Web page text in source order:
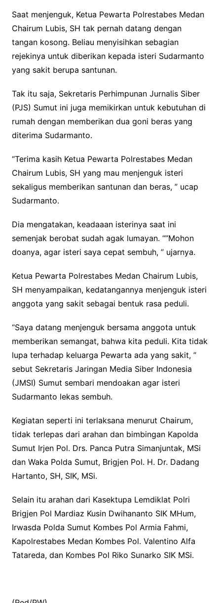
Saat menjenguk, Ketua Pewarta Polrestabes Medan
Chairum Lubis, SH tak pernah datang dengan
tangan kosong. Beliau menyisihkan sebagian
rejekinya untuk diberikan kepada isteri Sudarmanto
yang sakit berupa santunan.
Tak itu saja, Sekretaris Perhimpunan Jurnalis Siber
(PJS) Sumut ini juga memikirkan untuk kebutuhan di
rumah dengan memberikan dua goni beras yang
diterima Sudarmanto.
“Terima kasih Ketua Pewarta Polrestabes Medan
Chairum Lubis, SH yang mau menjenguk isteri
sekaligus memberikan santunan dan beras, ” ucap
Sudarmanto.
Dia mengatakan, keadaaan isterinya saat ini
semenjak berobat sudah agak lumayan. “”Mohon
doanya, agar isteri saya cepat sembuh, ” ujarnya.
Ketua Pewarta Polrestabes Medan Chairum Lubis,
SH menyampaikan, kedatangannya menjenguk isteri
anggota yang sakit sebagai bentuk rasa peduli.
“Saya datang menjenguk bersama anggota untuk
memberikan semangat, bahwa kita peduli. Kita tidak
lupa terhadap keluarga Pewarta ada yang sakit, ”
sebut Sekretaris Jaringan Media Siber Indonesia
(JMSI) Sumut sembari mendoakan agar isteri
Sudarmanto lekas sembuh.
Kegiatan seperti ini terlaksana menurut Chairum,
tidak terlepas dari arahan dan bimbingan Kapolda
Sumut Irjen Pol. Drs. Panca Putra Simanjuntak, MSi
dan Waka Polda Sumut, Brigjen Pol. H. Dr. Dadang
Hartanto, SH, SIK, MSi.
Selain itu arahan dari Kasektupa Lemdiklat Polri
Brigjen Pol Mardiaz Kusin Dwihananto SIK MHum,
Irwasda Polda Sumut Kombes Pol Armia Fahmi,
Kapolrestabes Medan Kombes Pol. Valentino Alfa
Tatareda, dan Kombes Pol Riko Sunarko SIK MSi.